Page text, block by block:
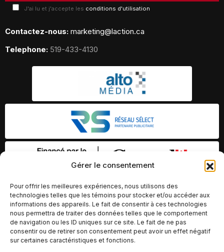
Gérer le consentement
Pour offrir les meilleures expériences, nous utilisons des
technologies telles que les témoins pour stocker et/ou accéder aux
informations des appareils. Le fait de consentir à ces technologies
nous permettra de traiter des données telles que le comportement
de navigation ou les ID uniques sur ce site. Le fait de ne pas
consentir ou de retirer son consentement peut avoir un effet négatif
sur certaines caractéristiques et fonctions.
J'ai lu et j'accepte les conditions d'utilisation
Contactez-nous: marketing@laction.ca
Telephone: 519-433-4130